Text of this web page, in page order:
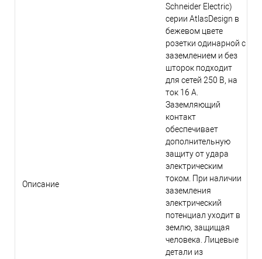
Описание
Schneider Electric)
серии AtlasDesign в
бежевом цвете
розетки одинарной с
заземлением и без
шторок подходит
для сетей 250 В, на
ток 16 А.
Заземляющий
контакт
обеспечивает
дополнительную
защиту от удара
электрическим
током. При наличии
заземления
электрический
потенциал уходит в
землю, защищая
человека. Лицевые
детали из